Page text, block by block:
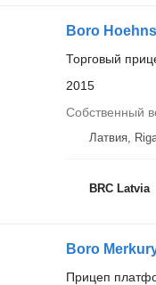
Boro Hoehns
Торговый
2015
Собственный
Латвия,
BRC Latvia
Boro
Прицеп